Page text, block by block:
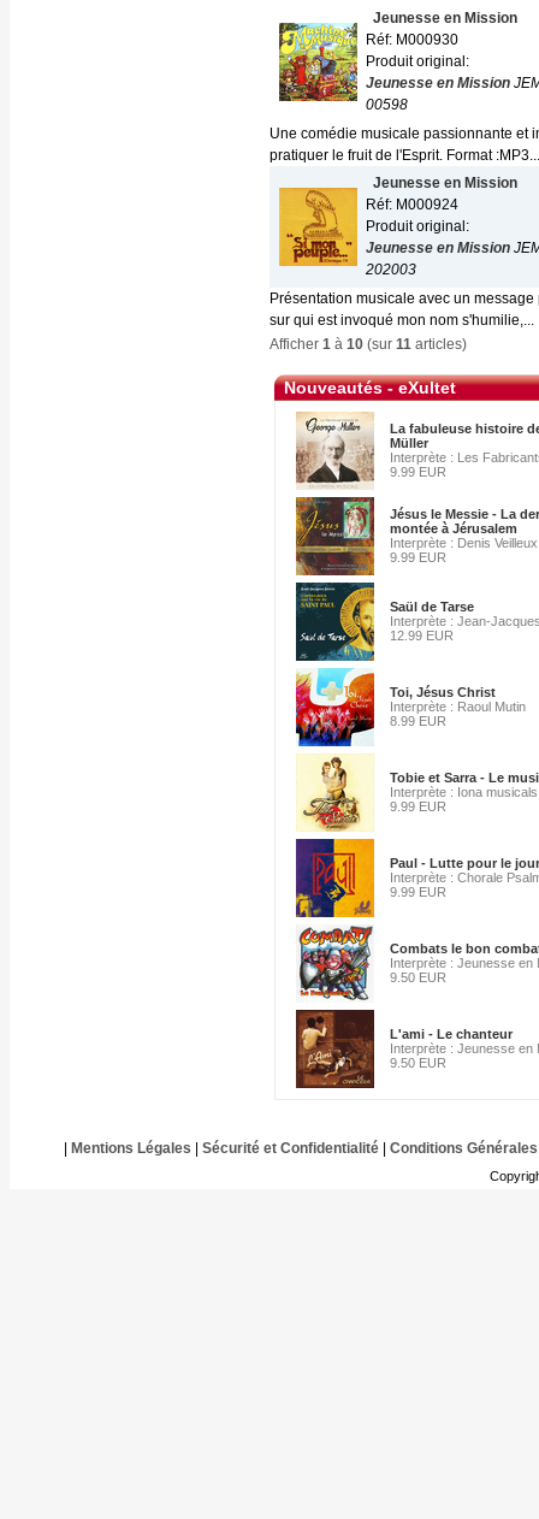
Jeunesse en Mission
Réf: M000930
Produit original:
Jeunesse en Mission
00598
Une comédie musicale passionnante et
pratiquer le fruit de l'Esprit. Format :MP3...
Jeunesse en Mission
Réf: M000924
Produit original:
Jeunesse en Mission
202003
Présentation musicale avec un
sur qui est invoqué mon nom s'humilie,...
Afficher 1 à 10 (sur 11 articles)
Nouveautés - eXultet
La fabuleuse histoire
Müller
Interprète : Les
9.99 EUR
Jésus le Messie - La
montée à Jérusalem
Interprète : Denis Veilleux
9.99 EUR
Saül de Tarse
Interprète : Jean-
12.99 EUR
Toi, Jésus Christ
Interprète : Raoul Mutin
8.99 EUR
Tobie et Sarra - Le
Interprète : Iona musicals
9.99 EUR
Paul - Lutte pour le jour
Interprète : Chorale
9.99 EUR
Combats le bon
Interprète : Jeunesse en
9.50 EUR
L'ami - Le chanteur
Interprète : Jeunesse en
9.50 EUR
Mentions Légales Sécurité et Confidentialité| Conditions Générales